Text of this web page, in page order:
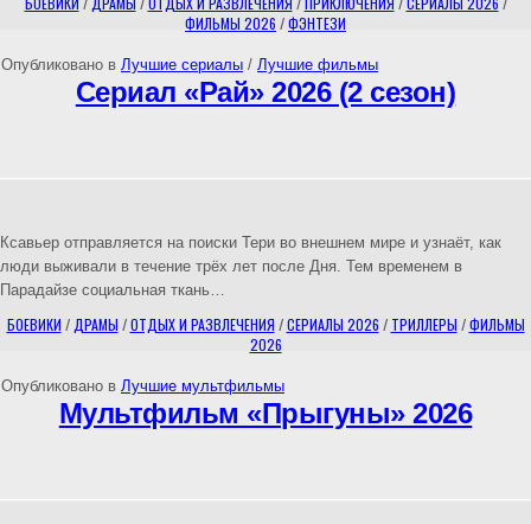
ФИЛЬМЫ 2026 /ФЭНТЕЗИ
Опубликовано в Лучшие сериалы / Лучшие фильмы
Сериал «Рай» 2026 (2 сезон)
Ксавьер отправляется на поиски Тери во внешнем мире и узнаёт, как
люди выживали в течение трёх лет после Дня. Тем временем в
Парадайзе социальная ткань…
БОЕВИКИ / ДРАМЫ /ОТДЫХ И РАЗВЛЕЧЕНИЯ /СЕРИАЛЫ 2026 / ТРИЛЛЕРЫ /ФИЛЬМЫ
2026
Опубликовано в Лучшие мультфильмы
Мультфильм «Прыгуны» 2026